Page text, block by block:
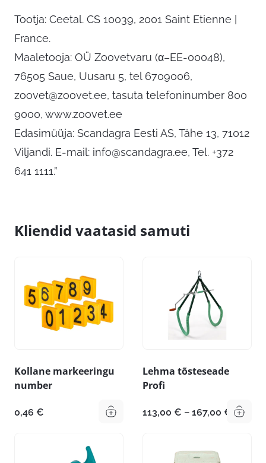
Tootja: Ceetal. CS 10039, 2001 Saint Etienne |
France.
Maaletooja: OÜ Zoovetvaru (α–EE-00048),
76505 Saue, Uusaru 5, tel 6709006,
zoovet@zoovet.ee, tasuta telefoninumber 800
9000, www.zoovet.ee
Edasimüüja: Scandagra Eesti AS, Tähe 13, 71012
Viljandi. E-mail: info@scandagra.ee, Tel. +372
641 1111.”
Kliendid vaatasid samuti
Kollane markeeringu
number
0,46 €
Lehma tõsteseade
Profi
113,00 € – 167,00 €